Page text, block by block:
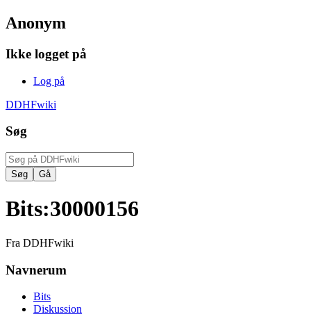
Anonym
Ikke logget på
Log på
DDHFwiki
Søg
Bits:30000156
Fra DDHFwiki
Navnerum
Bits
Diskussion